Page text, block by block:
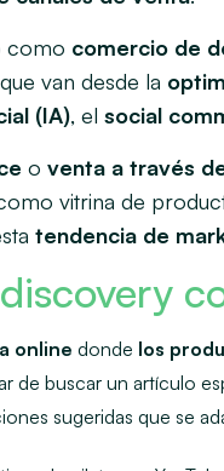
como comercio de
van desde la
(IA), el social
o venta a través
vitrina de
tendencia de
online donde los
de buscar un artículo
sugeridas que se